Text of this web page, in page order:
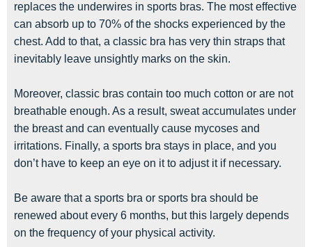
replaces the underwires in sports bras. The most effective
can absorb up to 70% of the shocks experienced by the
chest. Add to that, a classic bra has very thin straps that
inevitably leave unsightly marks on the skin.
Moreover, classic bras contain too much cotton or are not
breathable enough. As a result, sweat accumulates under
the breast and can eventually cause mycoses and
irritations. Finally, a sports bra stays in place, and you
don’t have to keep an eye on it to adjust it if necessary.
Be aware that a sports bra or sports bra should be
renewed about every 6 months, but this largely depends
on the frequency of your physical activity.